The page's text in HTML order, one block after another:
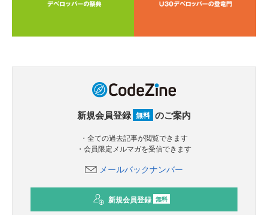
新規会員登録 無料 のご案内
・全ての過去記事が閲覧できます
・会員限定メルマガを受信できます
メールバックナンバー
新規会員登録 無料